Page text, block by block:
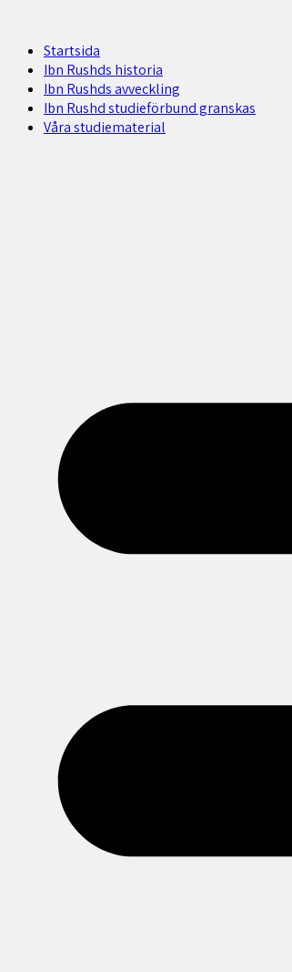
Startsida
Ibn Rushds historia
Ibn Rushds avveckling
Ibn Rushd studieförbund granskas​
Våra studiematerial